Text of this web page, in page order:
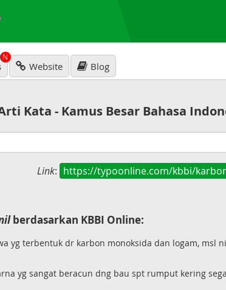
N
Website Blog
Kata - Kamus Besar Bahasa
Link: https://typoonline.com/kbbi/
berdasarkan KBBI Online:
yg terbentuk dr karbon monoksida dan logam, msl
yg sangat beracun dng bau spt rumput kering